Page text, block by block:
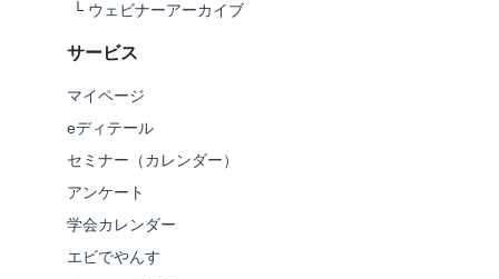
└ ウェビナーアーカイブ
サービス
マイページ
eディテール
セミナー（カレンダー）
アンケート
学会カレンダー
エビでやんす